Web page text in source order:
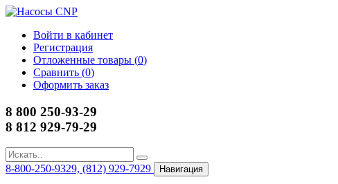
Войти в кабинет
Регистрация
Отложенные товары (0)
Сравнить (0)
Оформить заказ
8 800 250-93-29
8 812 929-79-29
8-800-250-9329, (812) 929-7929 Навигация